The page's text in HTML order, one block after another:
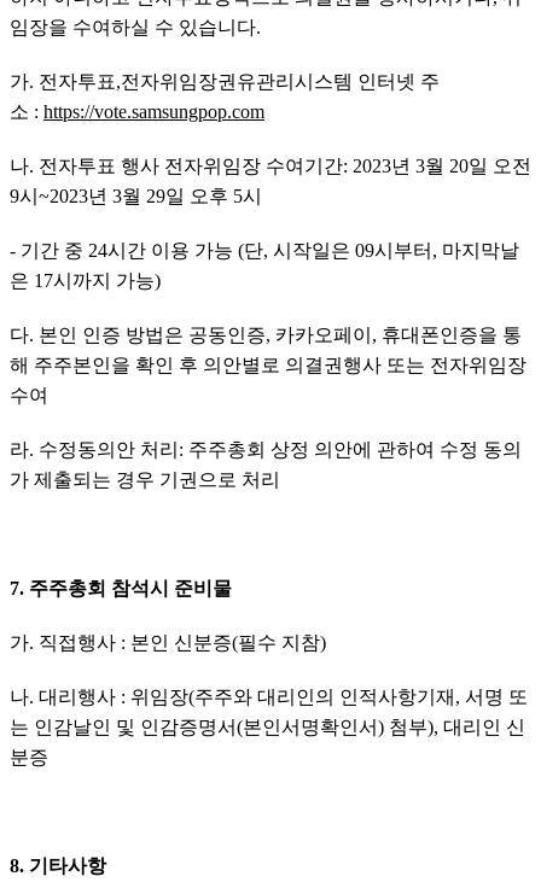
임장을 수여하실 수 있습니다.
가. 전자투표,전자위임장권유관리시스템 인터넷 주
소 : https://vote.samsungpop.com
나. 전자투표 행사 전자위임장 수여기간: 2023년 3월 20일 오전
9시~2023년 3월 29일 오후 5시
- 기간 중 24시간 이용 가능 (단, 시작일은 09시부터, 마지막날
은 17시까지 가능)
다. 본인 인증 방법은 공동인증, 카카오페이, 휴대폰인증을 통
해 주주본인을 확인 후 의안별로 의결권행사 또는 전자위임장
수여
라. 수정동의안 처리: 주주총회 상정 의안에 관하여 수정 동의
가 제출되는 경우 기권으로 처리
7. 주주총회 참석시 준비물
가. 직접행사 : 본인 신분증(필수 지참)
나. 대리행사 : 위임장(주주와 대리인의 인적사항기재, 서명 또
는 인감날인 및 인감증명서(본인서명확인서) 첨부), 대리인 신
분증
8. 기타사항